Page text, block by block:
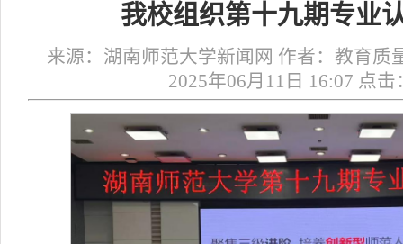
我校组织第十九期专业
来源：湖南师范大学新闻网 作者：教育质
2025年06月11日 16:07 点击